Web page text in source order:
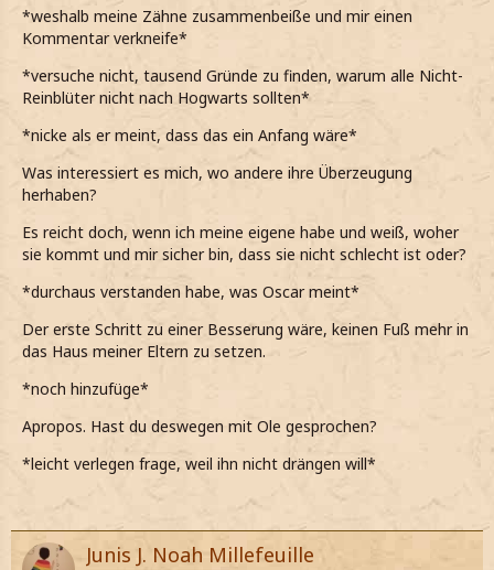
*leicht nachdenklich sage*
Gegenwart nicht mehr sagen werde.
Was meinst du?
*ihn fragend ansehe*
*mir von ihr wünsche*
*weshalb meine Zähne zusammenbeiße und mir einen
Kommentar verkneife*
*versuche nicht, tausend Gründe zu finden, warum alle Nicht-
Reinblüter nicht nach Hogwarts sollten*
*nicke als er meint, dass das ein Anfang wäre*
Was interessiert es mich, wo andere ihre Überzeugung
herhaben?
Es reicht doch, wenn ich meine eigene habe und weiß, woher
sie kommt und mir sicher bin, dass sie nicht schlecht ist oder?
*durchaus verstanden habe, was Oscar meint*
Der erste Schritt zu einer Besserung wäre, keinen Fuß mehr in
das Haus meiner Eltern zu setzen.
*noch hinzufüge*
Apropos. Hast du deswegen mit Ole gesprochen?
*leicht verlegen frage, weil ihn nicht drängen will*
Junis J. Noah Millefeuille